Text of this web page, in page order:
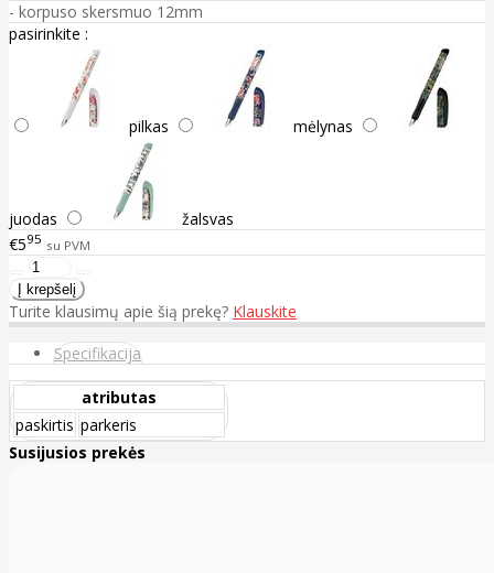
- korpuso skersmuo 12mm
pasirinkite :
pilkas mėlynas
juodas
žalsvas
€595 su PVM
Turite klausimų apie šią prekę? Klauskite
Specifikacija
atributas
paskirtis parkeris
Susijusios prekės